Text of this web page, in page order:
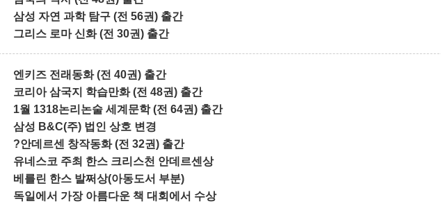
삼성 자연 과학 탐구 (전 56권) 출간
그리스 로마 신화 (전 30권) 출간
엔키즈 전래동화 (전 40권) 출간
코리아 삼국지 학습만화 (전 48권) 출간
1월 1318논리논술 세계문학 (전 64권) 출간
삼성 B&C(주) 법인 상호 변경
?안데르센 창작동화 (전 32권) 출간
유네스코 주최 한스 크리스천 안데르센상
베를린 한스 발쩌상(아동도서 부분)
독일에서 가장 아름다운 책 대회에서 수상